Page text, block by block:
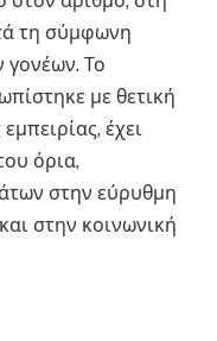
τη σύμφωνη
γονέων. Το
με θετική
έχει
όρια,
στην εύρυθμη
στην κοινωνική